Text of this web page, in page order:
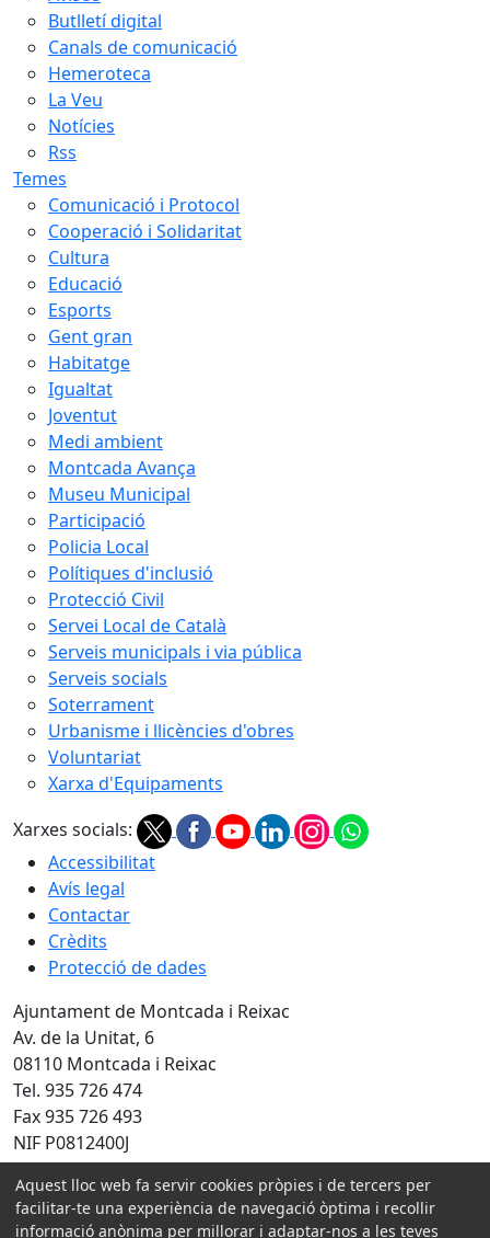
Butlletí digital
Canals de comunicació
Hemeroteca
La Veu
Notícies
Rss
Temes
Comunicació i Protocol
Cooperació i Solidaritat
Cultura
Educació
Esports
Gent gran
Habitatge
Igualtat
Joventut
Medi ambient
Montcada Avança
Museu Municipal
Participació
Policia Local
Polítiques d'inclusió
Protecció Civil
Servei Local de Català
Serveis municipals i via pública
Serveis socials
Soterrament
Urbanisme i llicències d'obres
Voluntariat
Xarxa d'Equipaments
Xarxes socials:
Accessibilitat
Avís legal
Contactar
Crèdits
Protecció de dades
Ajuntament de Montcada i Reixac
Av. de la Unitat, 6
08110 Montcada i Reixac
Tel. 935 726 474
Fax 935 726 493
NIF P0812400J
Amb la col·laboració de:
Aquest lloc web fa servir cookies pròpies i de tercers per
facilitar-te una experiència de navegació òptima i recollir
informació anònima per millorar i adaptar-nos a les teves